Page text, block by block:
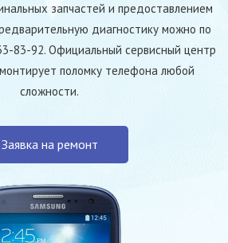
запчастей и предоставлением
диагностику можно по
83-92. Официальный сервисный центр
поломку телефона любой
сложности.
Заявка на ремонт